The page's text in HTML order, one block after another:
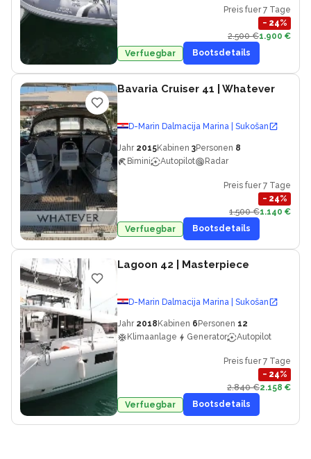
Preis fuer 7 Tage
− 24%
2.500 €1.900 €
Verfuegbar
Bootsdetails
Bavaria Cruiser 41 | Whatever
D-Marin Dalmacija Marina | Sukošan
Jahr 2015Kabinen 3Personen 8
Bimini
Autopilot Radar
Preis fuer 7 Tage
− 24%
1.500 €1.140 €
Verfuegbar
Bootsdetails
Lagoon 42 | Masterpiece
D-Marin Dalmacija Marina | Sukošan
Jahr 2018 Kabinen 6 Personen 12
Klimaanlage
Generator Autopilot
Preis fuer 7 Tage
− 24%
2.840 €2.158 €
Verfuegbar
Bootsdetails